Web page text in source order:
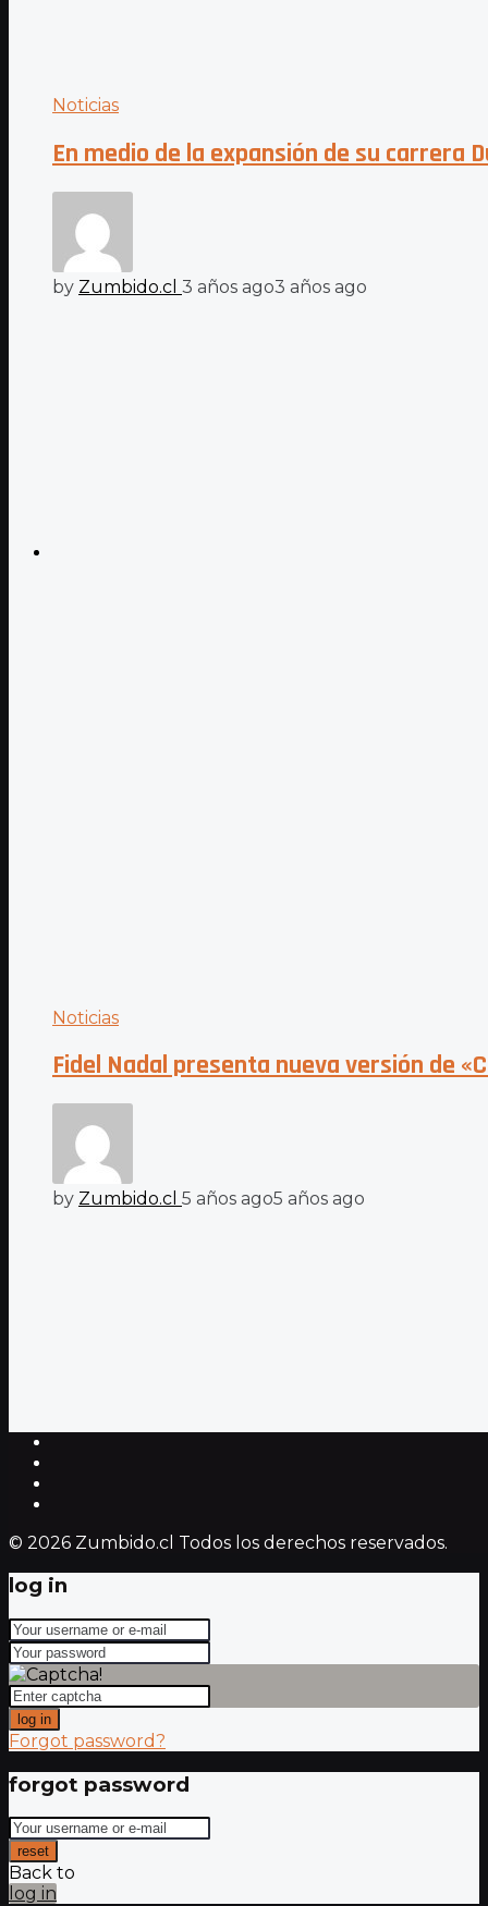
Noticias
En medio de la expansión de su carrera
by Zumbido.cl 3 años ago3 años ago
Noticias
Fidel Nadal presenta nueva versión de
by Zumbido.cl 5 años ago5 años ago
© 2026 Zumbido.cl Todos los derechos reservados.
log in
log in
Forgot password?
forgot password
reset
Back to
log in